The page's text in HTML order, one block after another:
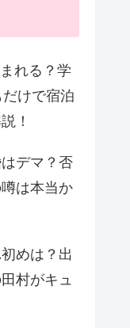
れる？学
けで宿泊
！
デマ？否
は本当か
めは？出
村がキュ